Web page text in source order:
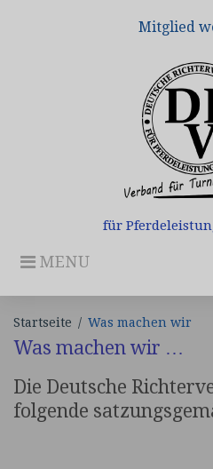
für
MENU
Mitglied
Startseite / Was machen wir
Was
machen
wir
Was machen wir …
Die Deutsche
folgende